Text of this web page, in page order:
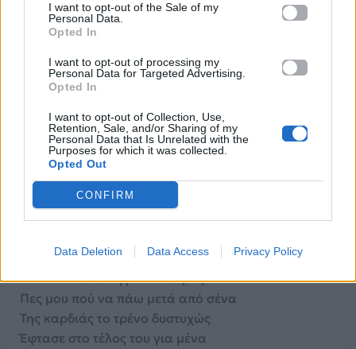
I want to opt-out of the Sale of my
Personal Data.
Opted In
I want to opt-out of processing my
Personal Data for Targeted Advertising.
Opted In
I want to opt-out of Collection, Use,
Retention, Sale, and/or Sharing of my
Personal Data that Is Unrelated with the
Purposes for which it was collected.
Opted Out
CONFIRM
Data Deletion Data Access Privacy Policy
Όμως εσύ
Δεν είσαι το ίδιο εσύ
Όμως εσύ
Είσαι άλλο εσύ
Όμως εσύ
[Ρεφραίν]
Είσ' ο τελευταίος μου σταθμός
Πες μου πού να πάω μετά από σένα
Της καρδιάς το τρένο δυστυχώς
Έφτασε στο τέλος του για μένα
Για μένα
[Ρεφραίν]
Είσ' ο τελευταίος μου σταθμός
Πες μου πού να πάω μετά από σένα
Της καρδιάς το τρένο δυστυχώς
Έφτασε στο τέλος του για μένα